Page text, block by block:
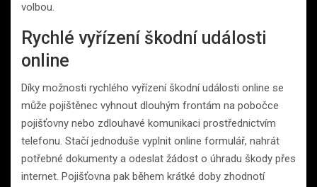
volbou.
Rychlé vyřízení škodní události
online
Díky možnosti rychlého vyřízení škodní události online se
může pojištěnec vyhnout dlouhým frontám na pobočce
pojišťovny nebo zdlouhavé komunikaci prostřednictvím
telefonu. Stačí jednoduše vyplnit online formulář, nahrát
potřebné dokumenty a odeslat žádost o úhradu škody přes
internet. Pojišťovna pak během krátké doby zhodnotí